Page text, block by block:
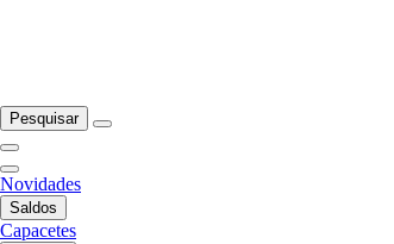
Pesquisar
Novidades
Saldos
Capacetes